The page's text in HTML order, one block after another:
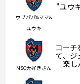
ウブパパ&ママ&
ユウキ
"ユウ
MSC大好きさん
コーチ
て、ジ
楽し